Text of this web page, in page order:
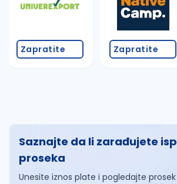
Zapratite Zapratite
Saznajte da li zarađujete
proseka
Unesite iznos plate i pogledajte